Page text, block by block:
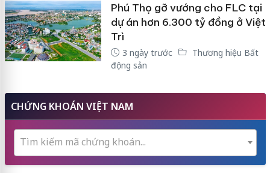
Phú Thọ gỡ vướng cho FLC tại
dự án hơn 6.300 tỷ đồng ở Việt
Trì
3 ngày trước
Thương hiệu Bất
động sản
CHỨNG KHOÁN VIỆT NAM
Tìm kiếm mã chứng khoán...